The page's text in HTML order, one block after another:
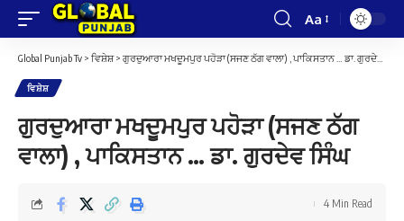
Font
Resizer
Aa
Global Punjab Tv > ਵਿਸ਼ੇਸ਼> ਗੁਰਦੁਆਰਾ ਮਖਦੂਮਪੁਰ ਪਹੋੜਾ (ਸਜਣ ਠੱਗ ਵਾਲਾ) , ਪਾਕਿਸਤਾਨ … ਡਾ. ਗੁਰਦੇਵ ਸਿੰਘ
ਵਿਸ਼ੇਸ਼
ਗੁਰਦੁਆਰਾ ਮਖਦੂਮਪੁਰ ਪਹੋੜਾ (ਸਜਣ ਠੱਗ
ਵਾਲਾ) , ਪਾਕਿਸਤਾਨ … ਡਾ. ਗੁਰਦੇਵ ਸਿੰਘ
4 Min Read